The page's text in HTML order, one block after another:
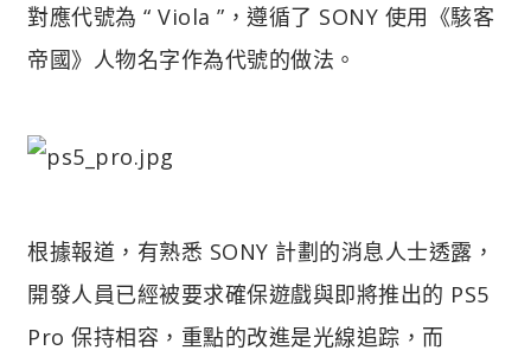
對應代號為 “ Viola ”，遵循了 SONY 使用《駭客
帝國》人物名字作為代號的做法。
根據報道，有熟悉 SONY 計劃的消息人士透露，
開發人員已經被要求確保遊戲與即將推出的 PS5
Pro 保持相容，重點的改進是光線追踪，而